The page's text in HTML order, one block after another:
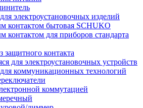
электроустановочных изделий
контактом бытовая SCHUKO
контактом для приборов стандарта
защитного контакта
для электроустановочных устройств
коммуникационных технологий
коммутацией